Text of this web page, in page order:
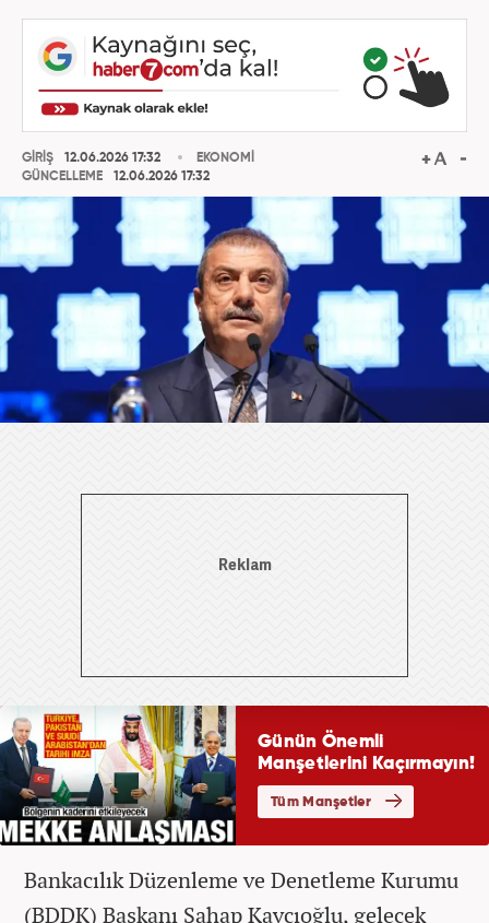
GİRİŞ
12.06.2026 17:32
GÜNCELLEME
12.06.2026 17:32
EKONOMİ
Bankacılık Düzenleme ve Denetleme Kurumu
(BDDK) Başkanı Şahap Kavcıoğlu, gelecek